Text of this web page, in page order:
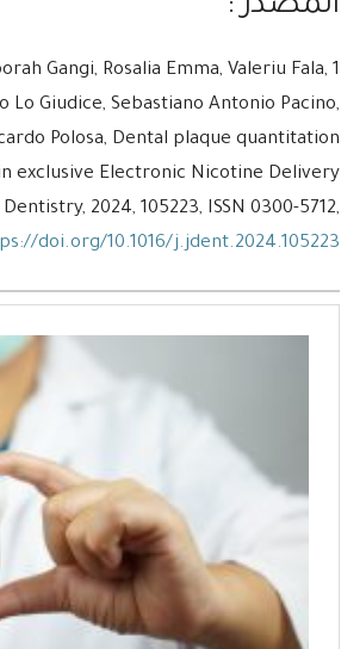
المصدر :
Gangi, Rosalia Emma, Valeriu Fala,
Lo Giudice, Sebastiano Antonio Pacino,
Polosa, Dental plaque quantitation
exclusive Electronic Nicotine Delivery
2024, 105223, ISSN 0300-5712,
doi.org/10.1016/j.jdent.2024.105223